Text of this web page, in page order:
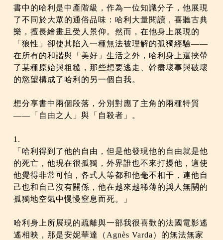
書中的哈利是中產階級，作為一位知識分子，他展現
了不同於大眾的通俗品味：哈利大量閱讀，喜聽古典
樂，擅長繪畫且受人景仰。然而，在他身上展現的
「狼性」卻使其陷入一種無法被理解的孤獨經驗——
在所有的和諧與「美好」生活之外，哈利身上還挾帶
了某種原始與粗糙，那些想要逃走、幹盡壞事與破壞
的慾望構成了哈利的另一個自我。
想分享書中兩個段落，分別對應了主角的兩種特質
——「自由之人」與「自殺者」。
1.
「哈利得到了他的自由，但是他發現他的自由就是他
的死亡，他現在很孤獨，外界誰也不來打擾他，這使
他覺得非常可怕，各式人等都和他毫不相干，連他自
己也和自己沒有關係，他在越來越稀薄的與人無關的
孤獨地空氣中慢慢窒息而死。」
哈利身上所展現的疏離與一部我很喜歡的法國電影遙
遙相映，那是安妮華達（Agnès Varda）的無法無家